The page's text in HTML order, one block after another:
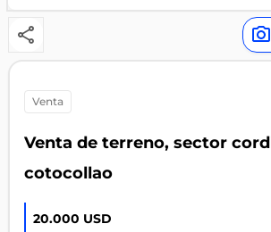
venta
Venta de terreno, sector
cotocollao
20.000 USD